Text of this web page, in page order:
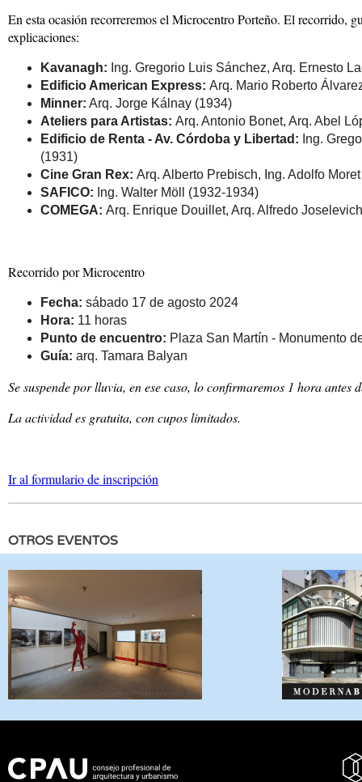
En esta ocasión recorreremos el Microcentro Porteño. El recorrido,
explicaciones:
Kavanagh: Ing. Gregorio Luis Sánchez, Arq. Ernesto
Edificio American Express: Arq. Mario Roberto
Minner: Arq. Jorge Kálnay (1934)
Ateliers para Artistas: Arq. Antonio Bonet, Arq. Abel
Edificio de Renta - Av. Córdoba y Libertad: Ing.
(1931)
Cine Gran Rex: Arq. Alberto Prebisch, Ing. Adolfo
SAFICO: Ing. Walter Möll (1932-1934)
COMEGA: Arq. Enrique Douillet, Arq. Alfredo
Recorrido por Microcentro
Fecha: sábado 17 de agosto 2024
Hora: 11 horas
Punto de encuentro: Plaza San Martín - Monumento
Guía: arq. Tamara Balyan
Se suspende por lluvia, en ese caso, lo confirmaremos 1 hora antes
La actividad es gratuita, con cupos limitados.
Ir al formulario de inscripción
OTROS EVENTOS